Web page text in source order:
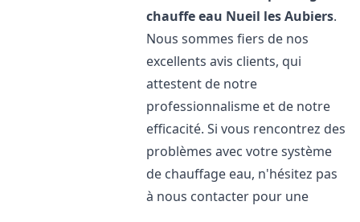
chauffe eau Nueil les Aubiers.
Nous sommes fiers de nos
excellents avis clients, qui
attestent de notre
professionnalisme et de notre
efficacité. Si vous rencontrez des
problèmes avec votre système
de chauffage eau, n'hésitez pas
à nous contacter pour une